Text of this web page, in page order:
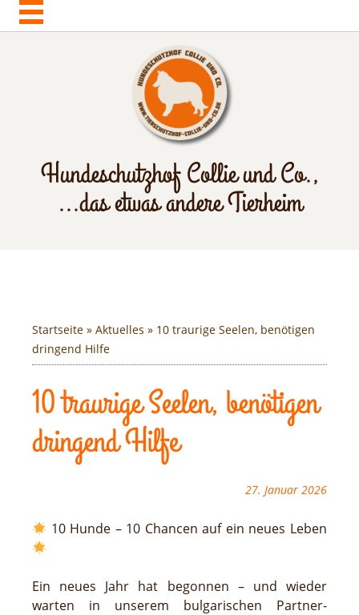
Hundeschutzhof Collie und Co.,
...das etwas andere Tierheim
Startseite » Aktuelles » 10 traurige Seelen, benötigen
dringend Hilfe
10 traurige Seelen, benötigen
dringend Hilfe
27. Januar 2026
10 Hunde – 10 Chancen auf ein neues Leben
Ein neues Jahr hat begonnen – und wieder
warten in unserem bulgarischen Partner-